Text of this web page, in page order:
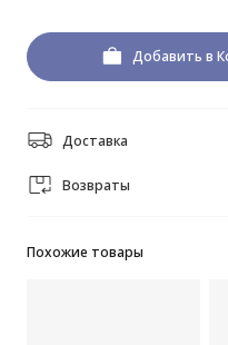
Добавить в
Доставка
Возвраты
Похожие товары